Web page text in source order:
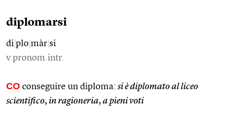
diplomarsi
di plo màr si
v.pronom.intr.
CO conseguire un diploma: si è diplomato al liceo
scientifico, in ragioneria, a pieni voti